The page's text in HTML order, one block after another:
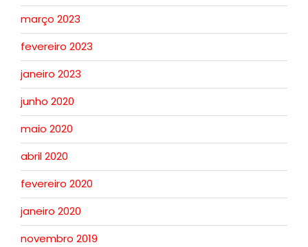
março 2023
fevereiro 2023
janeiro 2023
junho 2020
maio 2020
abril 2020
fevereiro 2020
janeiro 2020
novembro 2019